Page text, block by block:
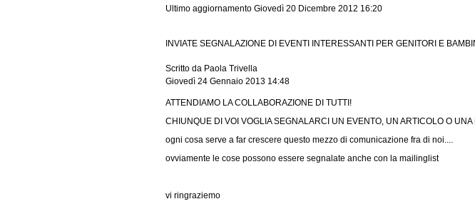
Ultimo aggiornamento Giovedì 20 Dicembre 2012 16:20
INVIATE SEGNALAZIONE DI EVENTI INTERESSANTI PER GENITORI E
Scritto da Paola Trivella
Giovedì 24 Gennaio 2013 14:48
ATTENDIAMO LA COLLABORAZIONE DI TUTTI!
CHIUNQUE DI VOI VOGLIA SEGNALARCI UN EVENTO, UN ARTICOLO O
ogni cosa serve a far crescere questo mezzo di comunicazione fra di noi....
ovviamente le cose possono essere segnalate anche con la mailinglist
vi ringraziemo